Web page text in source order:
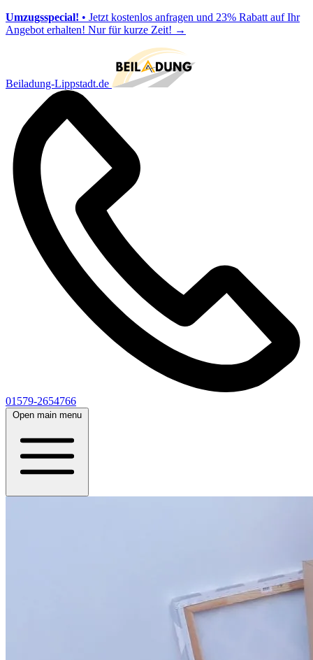
Umzugsspecial! • Jetzt kostenlos anfragen und 23% Rabatt auf Ihr
Angebot erhalten! Nur für kurze Zeit! →
Beiladung-Lippstadt.de
01579-2654766
Open main menu